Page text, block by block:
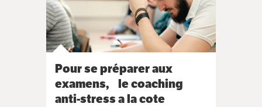
Pour se préparer aux
examens, le coaching
anti-stress a la cote